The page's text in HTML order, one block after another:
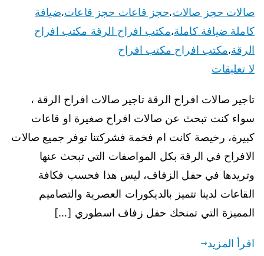
صالات حجز صالات،حجز قاعات حجز قاعات،ضيافة
كاملة ضيافة كاملة،مكتب افراح الرقة مكتب افراح
الرقة،مكتب افراح مكتب افراح
لا تعليقات
تاجير صالات افراح الرقة تاجير صالات افراح الرقة ،
سواء كنت تبحث عن صالات افراح صغيرة او قاعات
كبيرة، رخيصة كانت ام فخمة فشركتنا توفر جميع صالات
الافراح في الرقة بكل المواصفات التي تبحث عنها
وتريدها في حفل الزفاف، ليس هذا فحسب فكافة
القاعات لدينا تتميز بالديكورات العصرية والتصاميم
المميزة التي تمنحك حفل زفاف اسطوري […]
اقرأ المزيد